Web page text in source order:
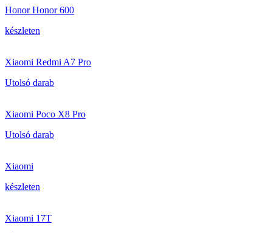
Honor Honor 600
készleten
Xiaomi Redmi A7 Pro
Utolsó darab
Xiaomi Poco X8 Pro
Utolsó darab
Xiaomi
készleten
Xiaomi 17T